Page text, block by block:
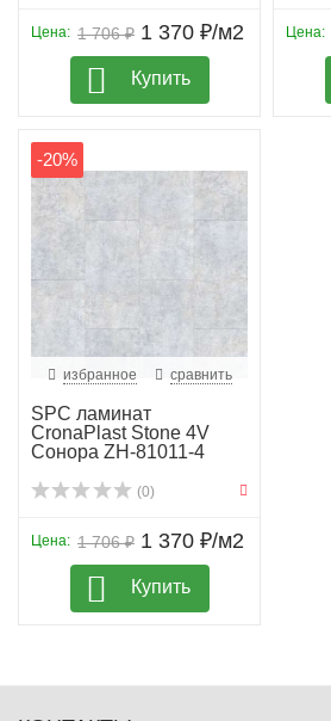
1 706 ₽
Цена: 1 370 ₽/м2
Купить
Цена:
-20%
избранное сравнить
SPC ламинат
CronaPlast Stone 4V
Сонора ZH-81011-4
(0)
1 706 ₽
Цена: 1 370 ₽/м2
Купить